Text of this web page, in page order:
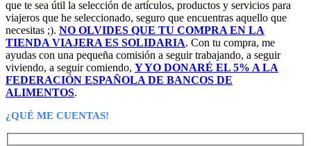
que te sea útil la selección de artículos, productos y servicios para
viajeros que he seleccionado, seguro que encuentras aquello que
necesitas ;). NO OLVIDES QUE TU COMPRA EN LA
TIENDA VIAJERA ES SOLIDARIA. Con tu compra, me
ayudas con una pequeña comisión a seguir trabajando, a seguir
viviendo, a seguir comiendo, Y YO DONARÉ EL 5% A LA
FEDERACIÓN ESPAÑOLA DE BANCOS DE
ALIMENTOS.
¿QUÉ ME CUENTAS!